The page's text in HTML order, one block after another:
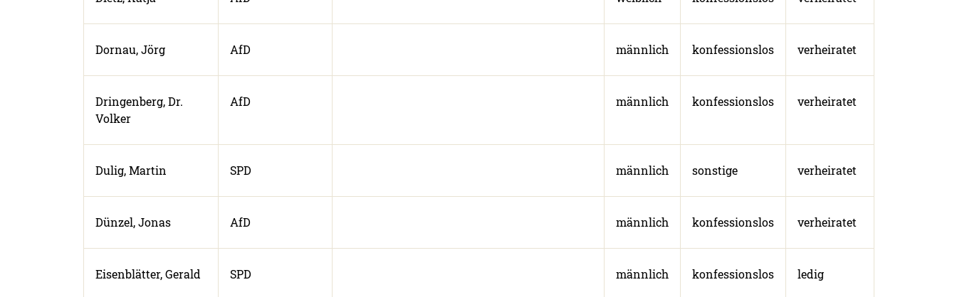
Dornau, Jörg AfD männlich konfessionslos verheiratet
Dringenberg, Dr.
Volker
AfD männlich konfessionslos verheiratet
Dulig, Martin SPD männlich sonstige verheiratet
Dünzel, Jonas AfD männlich konfessionslos verheiratet
Eisenblätter, Gerald SPD männlich konfessionslos ledig